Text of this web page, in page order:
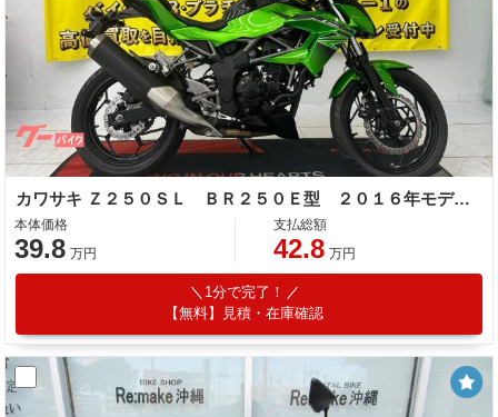
カワサキ Ｚ２５０ＳＬ ＢＲ２５０Ｅ型 ２０１６年モデル ヘルメットホルダー
本体価格
39.8 万円
支払総額
42.8 万円
1分で完了！
【無料】見積・在庫確認